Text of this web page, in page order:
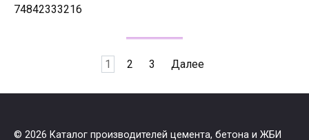
74842333216
1 2 3 Далее
© 2026 Каталог производителей цемента, бетона и ЖБИ